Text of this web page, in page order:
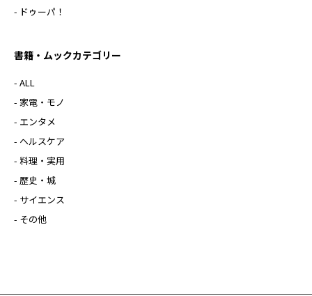
- ドゥーパ！
書籍・ムックカテゴリー
- ALL
- 家電・モノ
- エンタメ
- ヘルスケア
- 料理・実用
- 歴史・城
- サイエンス
- その他